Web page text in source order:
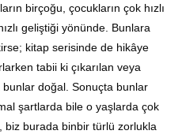
birçoğu, çocukların çok hızlı
geliştiği yönünde Bunlara
kitap serisinde de hikâye
tabii ki çıkarılan veya
doğal. Sonuçta bunlar
şartlarda bile o yaşlarda çok
biz burada binbir türlü zorlukla